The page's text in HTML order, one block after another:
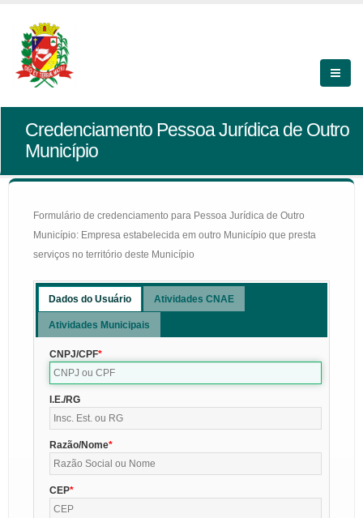
Credenciamento Pessoa Jurídica de Outro
Município
Formulário de credenciamento para Pessoa Jurídica de Outro
Município: Empresa estabelecida em outro Município que presta
serviços no território deste Município
Dados do Usuário Atividades CNAE
Atividades Municipais
CNPJ/CPF
I.E./RG
Razão/Nome
CEP